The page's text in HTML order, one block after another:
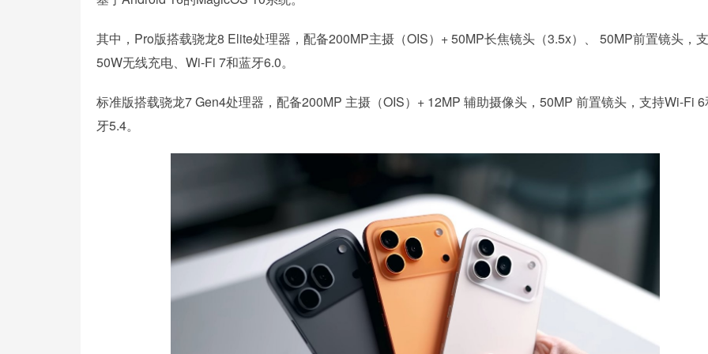
其中，Pro版搭载骁龙8 Elite处理器，配备200MP主摄（OIS）+ 50MP长焦镜头（3.5x）、 50MP前置镜头，
50W无线充电、Wi-Fi 7和蓝牙6.0。
标准版搭载骁龙7 Gen4处理器，配备200MP 主摄（OIS）+ 12MP 辅助摄像头，50MP 前置镜头，支持Wi-Fi
牙5.4。